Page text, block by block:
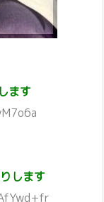
ます
します